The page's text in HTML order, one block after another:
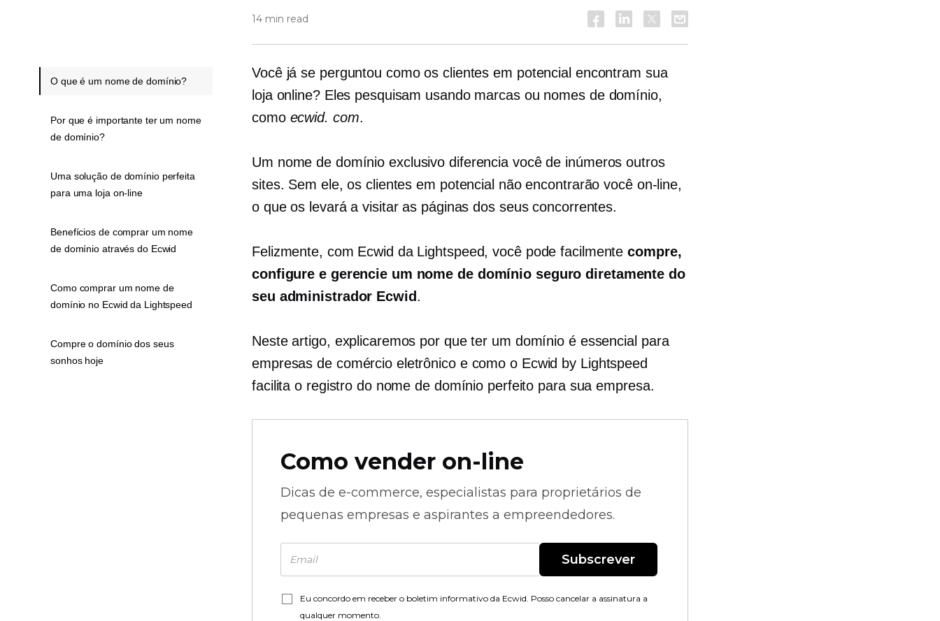
14 min read
Você já se perguntou como os clientes em potencial encontram sua
loja online? Eles pesquisam usando marcas ou nomes de domínio,
como ecwid. com.
Um nome de domínio exclusivo diferencia você de inúmeros outros
sites. Sem ele, os clientes em potencial não encontrarão você on-line,
o que os levará a visitar as páginas dos seus concorrentes.
Felizmente, com Ecwid da Lightspeed, você pode facilmentecompre,
configure e gerencie um nome de domínio seguro diretamente do
seu administrador Ecwid.
Neste artigo, explicaremos por que ter um domínio é essencial para
empresas de comércio eletrônico e como o Ecwid by Lightspeed
facilita o registro do nome de domínio perfeito para sua empresa.
Como vender on-line
Dicas de e-commerce, especialistas para proprietários de
pequenas empresas e aspirantes a empreendedores.
Subscrever
Eu concordo em receber o boletim informativo da Ecwid. Posso cancelar a assinatura a
qualquer momento.
O que é um nome de domínio?
Por que é importante ter um nome
de domínio?
Uma solução de domínio perfeita
para uma loja on-line
Benefícios de comprar um nome
de domínio através do Ecwid
Como comprar um nome de
domínio no Ecwid da Lightspeed
Compre o domínio dos seus
sonhos hoje